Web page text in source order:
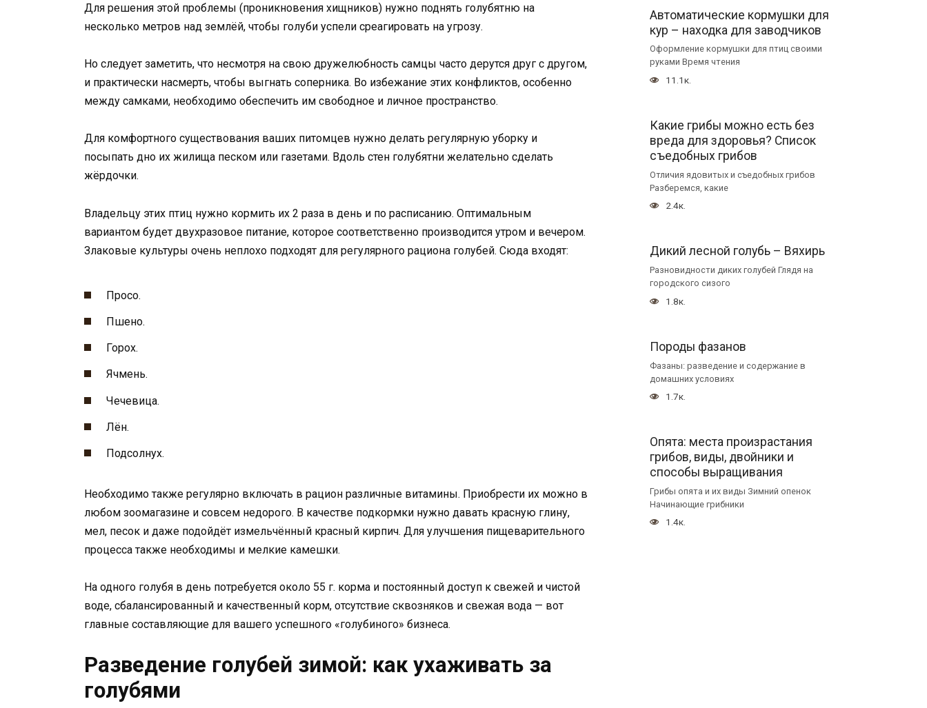
Для решения этой проблемы (проникновения хищников) нужно поднять голубятню на
несколько метров над землёй, чтобы голуби успели среагировать на угрозу.
Но следует заметить, что несмотря на свою дружелюбность самцы часто дерутся друг с другом,
и практически насмерть, чтобы выгнать соперника. Во избежание этих конфликтов, особенно
между самками, необходимо обеспечить им свободное и личное пространство.
Для комфортного существования ваших питомцев нужно делать регулярную уборку и
посыпать дно их жилища песком или газетами. Вдоль стен голубятни желательно сделать
жёрдочки.
Владельцу этих птиц нужно кормить их 2 раза в день и по расписанию. Оптимальным
вариантом будет двухразовое питание, которое соответственно производится утром и вечером.
Злаковые культуры очень неплохо подходят для регулярного рациона голубей. Сюда входят:
Просо.
Пшено.
Горох.
Ячмень.
Чечевица.
Лён.
Подсолнух.
Необходимо также регулярно включать в рацион различные витамины. Приобрести их можно в
любом зоомагазине и совсем недорого. В качестве подкормки нужно давать красную глину,
мел, песок и даже подойдёт измельчённый красный кирпич. Для улучшения пищеварительного
процесса также необходимы и мелкие камешки.
На одного голубя в день потребуется около 55 г. корма и постоянный доступ к свежей и чистой
воде, сбалансированный и качественный корм, отсутствие сквозняков и свежая вода — вот
главные составляющие для вашего успешного «голубиного» бизнеса.
Разведение голубей зимой: как ухаживать за
голубями
Автоматические кормушки для
кур – находка для заводчиков
Оформление кормушки для птиц своими
руками Время чтения
11.1к.
Какие грибы можно есть без
вреда для здоровья? Список
съедобных грибов
Отличия ядовитых и съедобных грибов
Разберемся, какие
2.4к.
Дикий лесной голубь – Вяхирь
Разновидности диких голубей Глядя на
городского сизого
1.8к.
Породы фазанов
Фазаны: разведение и содержание в
домашних условиях
1.7к.
Опята: места произрастания
грибов, виды, двойники и
способы выращивания
Грибы опята и их виды Зимний опенок
Начинающие грибники
1.4к.